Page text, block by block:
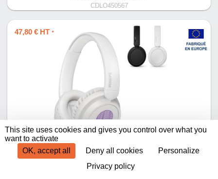
CDLO450567
47,80 € HT *
HEURES D'AUTONOMIE
This site uses cookies and gives you control over what you
want to activate
OK, accept all
Deny all cookies
Personalize
Privacy policy